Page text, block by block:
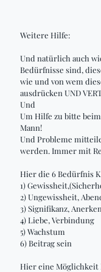
Weitere Hilfe:
Und natürlich auch
Bedürfnisse sind,
wie und von wem
ausdrücken UND
Und
Um Hilfe zu bitte
Mann!
Und Probleme
werden. Immer mit
Hier die 6 Bedürfnis
1)
2) Ungewissheit,
3) Signifikanz,
4) Liebe, Verbindung
5) Wachstum
6) Beitrag sein
Hier eine Möglichkeit